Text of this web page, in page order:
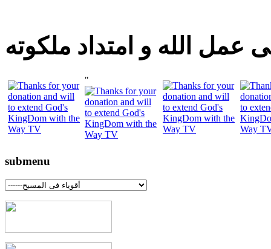
عمل الله و امتداد ملكوته
"
submenu